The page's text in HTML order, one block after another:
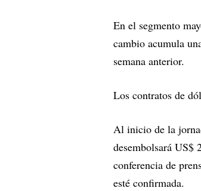
En el segmento
cambio acumula
semana anterior.
Los contratos de
Al inicio de la
desembolsará US$
conferencia de
esté confirmada.